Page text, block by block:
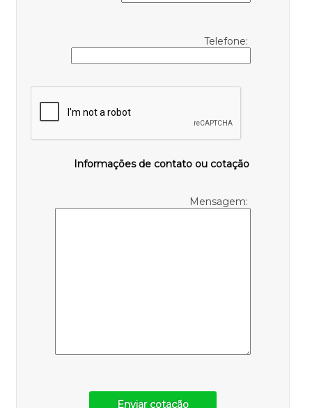
Telefone:
Informações de contato ou cotação
Mensagem:
Enviar cotação